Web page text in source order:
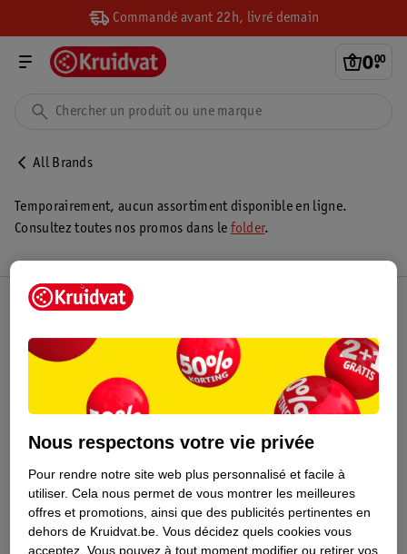
Commandé avant 22h, livré demain
0.
00
All Brands
Temporairement, aucun assortiment disponible en ligne.
Consultez toutes nos promos dans le folder.
Nous respectons votre vie privée
Pour rendre notre site web plus personnalisé et facile à
utiliser. Cela nous permet de vous montrer les meilleures
offres et promotions, ainsi que des publicités pertinentes en
dehors de Kruidvat.be. Vous décidez quels cookies vous
acceptez. Vous pouvez à tout moment modifier ou retirer vos